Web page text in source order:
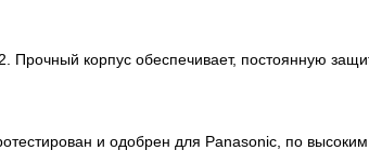
корпус обеспечивает, постоянную
и одобрен для Panasonic, по